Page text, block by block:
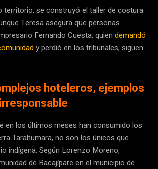
territorio, se construyó el taller de costura
Teresa asegura que personas
Fernando Cuesta, quien demandó
y perdió en los tribunales, siguen
hoteleros, ejemplos
en los últimos meses han consumido los
Tarahumara, no son los únicos que
indígena. Según Lorenzo Moreno,
de Bacajípare en el municipio de